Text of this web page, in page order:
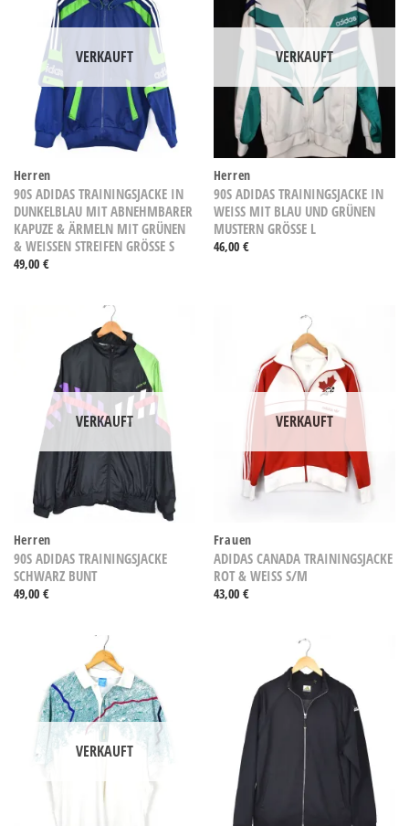
VERKAUFT
Herren
90S ADIDAS TRAININGSJACKE IN
DUNKELBLAU MIT ABNEHMBARER
KAPUZE & ÄRMELN MIT GRÜNEN
& WEISSEN STREIFEN GRÖSSE S
49,00 €
VERKAUFT
Herren
90S ADIDAS TRAININGSJACKE IN
WEISS MIT BLAU UND GRÜNEN M
USTERN GRÖSSE L
46,00 €
VERKAUFT
Herren
90S ADIDAS TRAININGSJACKE
SCHWARZ BUNT
49,00 €
VERKAUFT
Frauen
ADIDAS CANADA TRAININGSJACKE
ROT & WEISS S/M
43,00 €
VERKAUFT